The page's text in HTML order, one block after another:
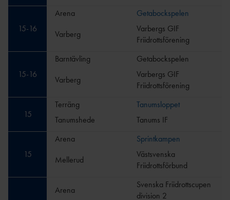
15-16
Arena
Getabockspelen
Varberg
Varbergs GIF
Friidrottsförening
15-16
Barntävling
Getabockspelen
Varberg
Varbergs GIF
Friidrottsförening
15
Terräng
Tanumsloppet
Tanumshede
Tanums IF
15
Arena
Sprintkampen
Mellerud
Västsvenska
Friidrottsförbund
Arena
Svenska Friidrottscupen
division 2